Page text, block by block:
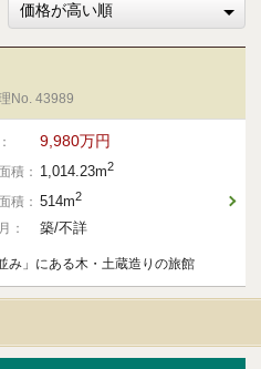
No. 43989
9,980万円
積： 1,014.23m2
積： 514m2
： 築/不詳
み」にある木・土蔵造りの旅館
ールに登録
のご案内